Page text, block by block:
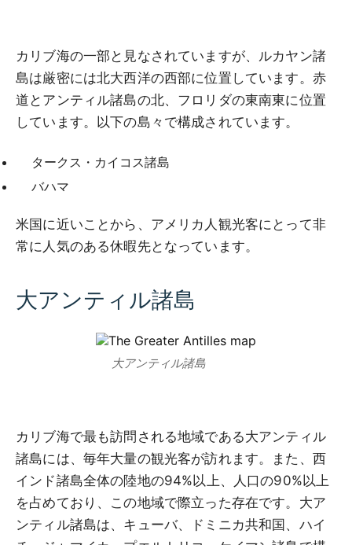
カリブ海の一部と見なされていますが、ルカヤン諸
島は厳密には北大西洋の西部に位置しています。赤
道とアンティル諸島の北、フロリダの東南東に位置
しています。以下の島々で構成されています。
タークス・カイコス諸島
バハマ
米国に近いことから、アメリカ人観光客にとって非
常に人気のある休暇先となっています。
大アンティル諸島
大アンティル諸島
カリブ海で最も訪問される地域である大アンティル
諸島には、毎年大量の観光客が訪れます。また、西
インド諸島全体の陸地の94%以上、人口の90%以上
を占めており、この地域で際立った存在です。大ア
ンティル諸島は、キューバ、ドミニカ共和国、ハイ